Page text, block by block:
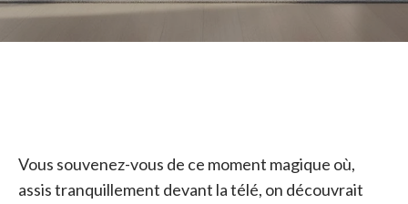
Vous souvenez-vous de ce moment magique où,
assis tranquillement devant la télé, on découvrait